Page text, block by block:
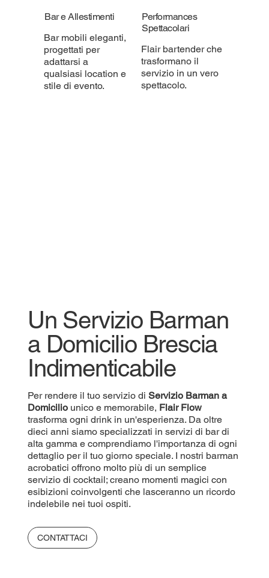
Bar e Allestimenti
Bar mobili eleganti,
progettati per
adattarsi a
qualsiasi location e
stile di evento.
Performances
Spettacolari
Flair bartender che
trasformano il
servizio in un vero
spettacolo.
Un Servizio Barman
a Domicilio Brescia
Indimenticabile
Per rendere il tuo servizio di Servizio Barman a
Domicilio unico e memorabile, Flair Flow
trasforma ogni drink in un'esperienza. Da oltre
dieci anni siamo specializzati in servizi di bar di
alta gamma e comprendiamo l'importanza di ogni
dettaglio per il tuo giorno speciale. I nostri barman
acrobatici offrono molto più di un semplice
servizio di cocktail; creano momenti magici con
esibizioni coinvolgenti che lasceranno un ricordo
indelebile nei tuoi ospiti.
CONTATTACI